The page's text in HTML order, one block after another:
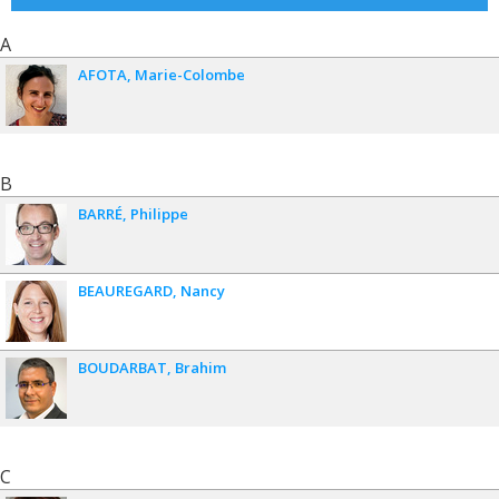
A
AFOTA Marie-Colombe
B
BARRÉ Philippe
BEAUREGARD Nancy
BOUDARBAT Brahim
C